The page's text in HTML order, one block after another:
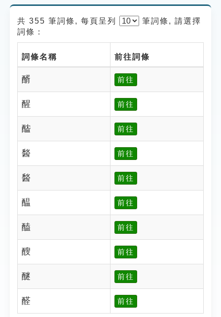
貓頭鷹博士
共 355 筆詞條, 每頁呈列 筆詞條, 請選擇
詞條：
詞條名稱 前往詞條
醑 前往
醒 前往
醓 前往
醔 前往
醔 前往
醖 前往
醘 前往
醙 前往
醚 前往
醛 前往